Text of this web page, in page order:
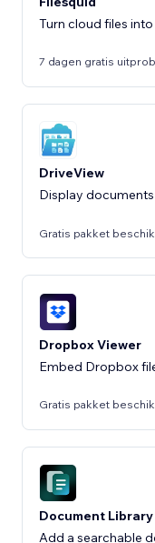
Turn cloud files
7 dagen gratis
DriveView
Display
Gratis pakket
Dropbox Viewer
Embed Dropbox
Gratis pakket
Document Library
Add a searchable